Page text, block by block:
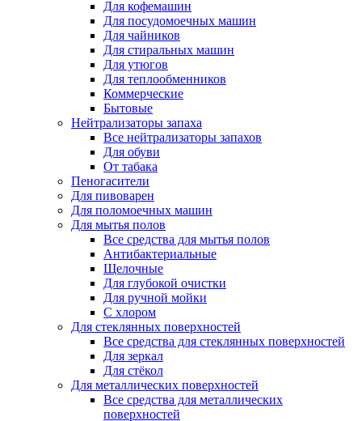
Для кофемашин
Для посудомоечных машин
Для чайников
Для стиральных машин
Для утюгов
Для теплообменников
Коммерческие
Бытовые
Нейтрализаторы запаха
Все нейтрализаторы запахов
Для обуви
От табака
Пеногасители
Для пивоварен
Для поломоечных машин
Для мытья полов
Все средства для мытья полов
Антибактериальные
Щелочные
Для глубокой очистки
Для ручной мойки
С хлором
Для стеклянных поверхностей
Все средства для стеклянных поверхностей
Для зеркал
Для стёкол
Для металлических поверхностей
Все средства для металлических
поверхностей